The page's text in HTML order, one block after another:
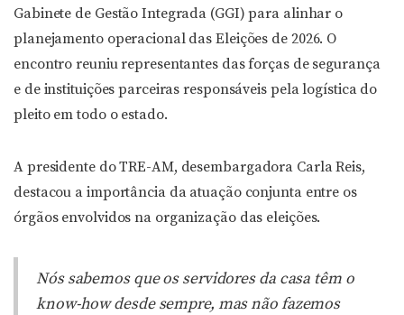
Gabinete de Gestão Integrada (GGI) para alinhar o
planejamento operacional das Eleições de 2026. O
encontro reuniu representantes das forças de segurança
e de instituições parceiras responsáveis pela logística do
pleito em todo o estado.
A presidente do TRE-AM, desembargadora Carla Reis,
destacou a importância da atuação conjunta entre os
órgãos envolvidos na organização das eleições.
Nós sabemos que os servidores da casa têm o
know-how desde sempre, mas não fazemos